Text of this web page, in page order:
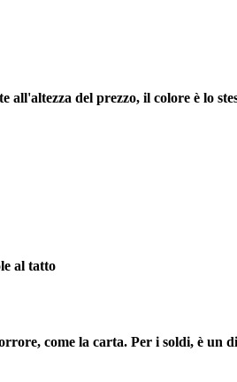
all'altezza del prezzo, il colore è lo
al tatto
come la carta. Per i soldi, è un